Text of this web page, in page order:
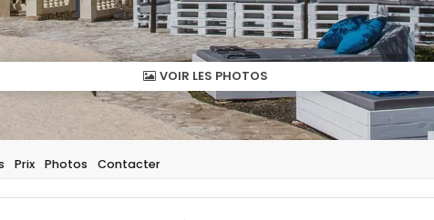
VOIR LES PHOTOS
Prix Photos Contacter